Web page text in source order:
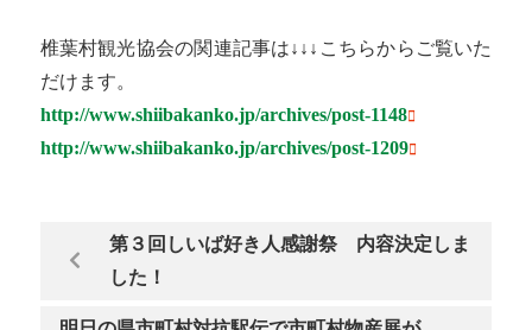
椎葉村観光協会の関連記事は↓↓↓こちらからご覧いた
だけます。
http://www.shiibakanko.jp/archives/post-1148
http://www.shiibakanko.jp/archives/post-1209
第３回しいば好き人感謝祭 内容決定しま
した！